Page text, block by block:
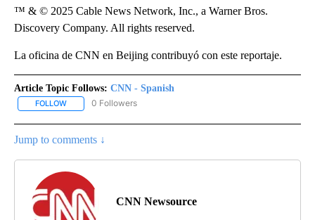
™ & © 2025 Cable News Network, Inc., a Warner Bros.
Discovery Company. All rights reserved.
La oficina de CNN en Beijing contribuyó con este reportaje.
Article Topic Follows: CNN - Spanish
FOLLOW FOLLOW "CNN - SPANISH" TO RECEIVE NOTIFICATIONS ABOUT
0 Followers
Jump to comments ↓
CNN Newsource